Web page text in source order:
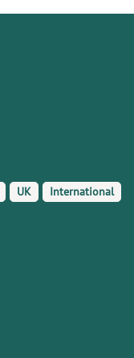
UK International